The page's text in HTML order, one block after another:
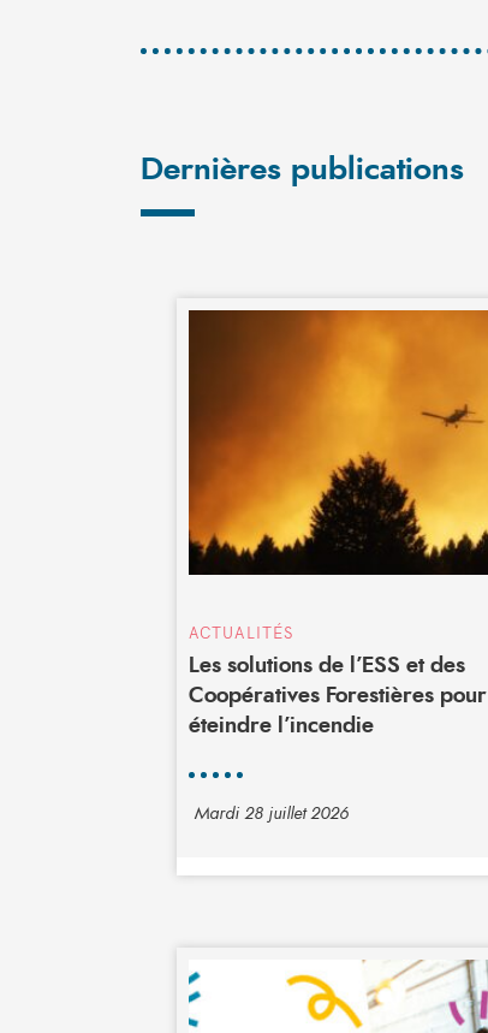
Dernières publications
ACTUALITÉS
Les solutions de l’ESS et des
Coopératives Forestières pour
éteindre l’incendie
Mardi 28 juillet 2026